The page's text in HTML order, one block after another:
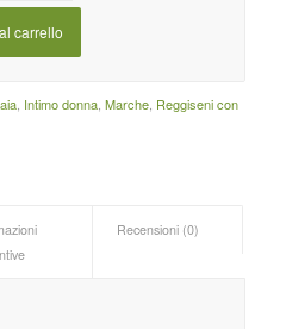
carrello
, Intimo donna, Marche, Reggiseni con
Recensioni (0)